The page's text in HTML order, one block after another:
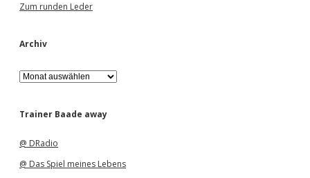
Zum runden Leder
Archiv
A
r
h
Trainer Baade away
@ DRadio
@ Das Spiel meines Lebens